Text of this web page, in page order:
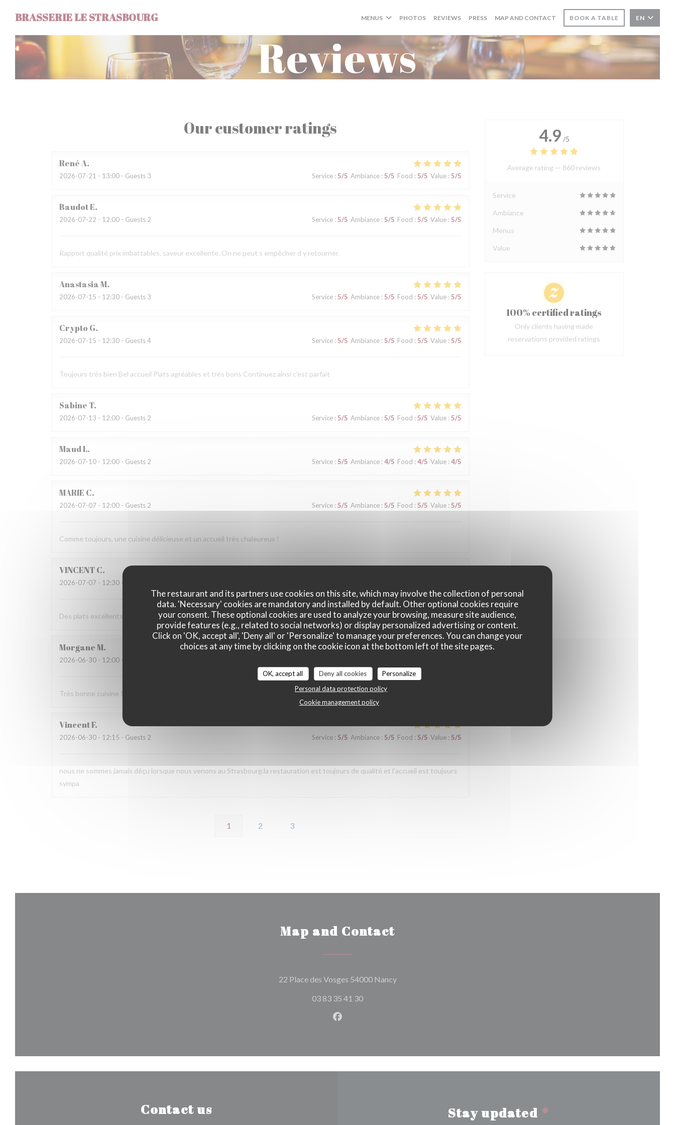
The restaurant and its partners use cookies on this site, which may involve the collection of personal
data. 'Necessary' cookies are mandatory and installed by default. Other optional cookies require
your consent. These optional cookies are used to analyze your browsing, measure site audience,
provide features (e.g., related to social networks) or display personalized advertising or content.
Click on 'OK, accept all', 'Deny all' or 'Personalize' to manage your preferences. You can change your
choices at any time by clicking on the cookie icon at the bottom left of the site pages.
OK, accept all Deny all cookies
Personalize
Personal data protection policy
Cookie management policy
BRASSERIE LE STRASBOURG MENUS PHOTOS REVIEWS PRESS MAP AND CONTACT BOOK A TABLE EN
Reviews
Our customer ratings
RenéA
2026-07-21 - 13:00 - Guests 3 Service: 5/5 Ambiance: 5/5 Food : 5/5 Value: 5/5
BaudotE
2026-07-22 - 12:00 - Guests 2 Service: 5/5 Ambiance: 5/5 Food : 5/5 Value: 5/5
Rapport qualité prix imbattables, saveur excellente. On ne peut s empêcher d y retourner.
AnastasiaM
2026-07-15 - 12:30 - Guests 3 Service: 5/5 Ambiance: 5/5 Food : 5/5 Value: 5/5
Crypto G
2026-07-15 - 12:30 - Guests 4 Service: 5/5 Ambiance: 5/5 Food : 5/5 Value: 5/5
Toujours trés bien Bel accueil Plats agréables et trés bons Continuez ainsi c'est parfait
Sabine T
2026-07-13 - 12:00 - Guests 2 Service: 5/5 Ambiance: 5/5 Food : 5/5 Value: 5/5
MaudL
2026-07-10 - 12:00 - Guests 2 Service: 5/5 Ambiance: 4/5 Food : 4/5 Value: 4/5
MARIE C
2026-07-07 - 12:00 - Guests 2 Service: 5/5 Ambiance: 5/5 Food : 5/5 Value: 5/5
Comme toujours, une cuisine délicieuse et un accueil très chaleureux !
VINCENTC
2026-07-07 - 12:30 - Guests 8
Des plats excellents et un service au top ! On ne peut que conseiller ce Maitre Restaurateur.
Morgane M
2026-06-30 - 12:00 - Guests 9
Très bonne cuisine ! Un régal et service au top.
VincentF
2026-06-30 - 12:15 - Guests 2 Service: 5/5 Ambiance: 5/5 Food : 5/5 Value: 5/5
nous ne sommes jamais déçu lorsque nous venons au Strasbourg.la restauration est toujours de qualité et l'accueil est toujours
sympa
1 2 3
4.9 /5
Average rating — 860 reviews
Service
Ambiance
Menus
Value
100% certified ratings
Only clients having made
reservations provided ratings
Map and Contact
22 Place des Vosges 54000 Nancy((opens in a new window))
03 83 35 41 30
Facebook ((opens in a new window))
Contact us Stay updated *